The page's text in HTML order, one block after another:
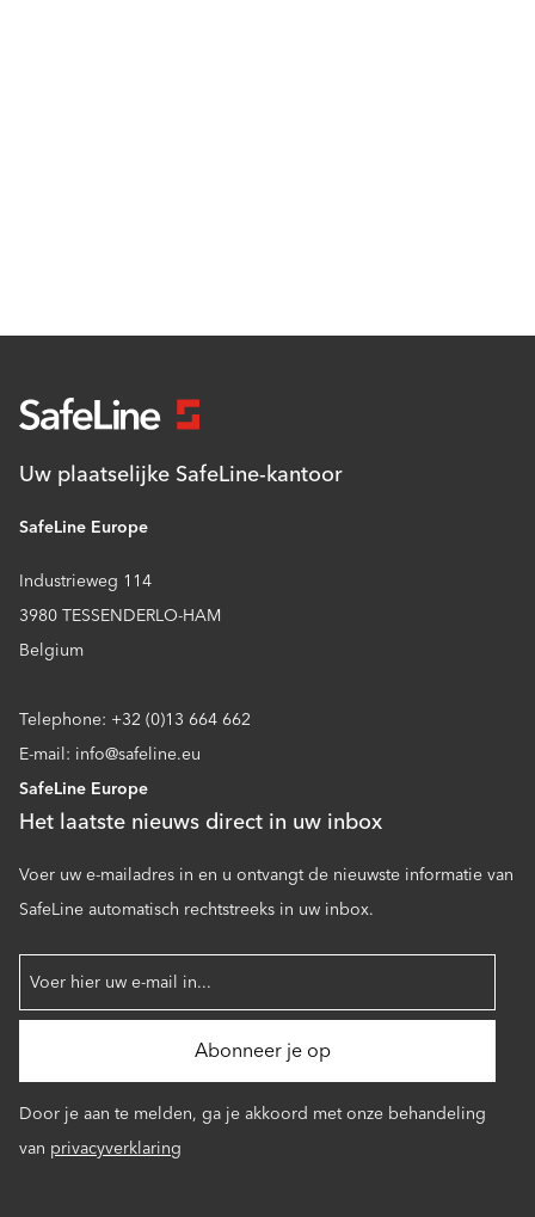
Uw plaatselijke SafeLine-kantoor
SafeLine Europe
Industrieweg 114
3980 TESSENDERLO-HAM
Belgium
Telephone: +32 (0)13 664 662
E-mail: info@safeline.eu
SafeLine Europe
Het laatste nieuws direct in uw inbox
Voer uw e-mailadres in en u ontvangt de nieuwste informatie van
SafeLine automatisch rechtstreeks in uw inbox.
Door je aan te melden, ga je akkoord met onze behandeling
van privacyverklaring